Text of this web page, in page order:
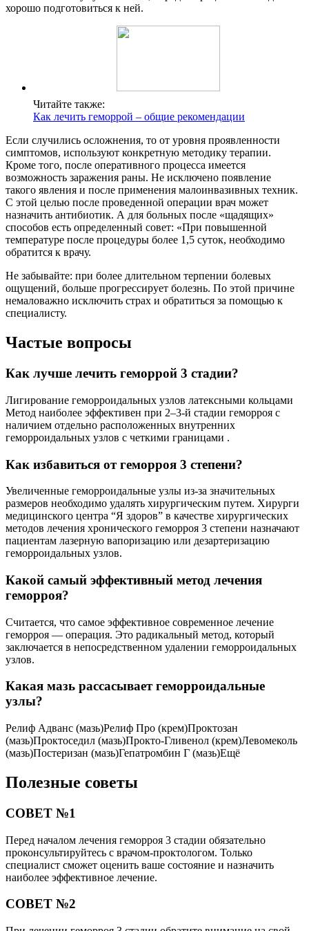
хорошо подготовиться к ней.
Читайте также:
Как лечить геморрой – общие рекомендации
Если случились осложнения, то от уровня проявленности
симптомов, используют конкретную методику терапии.
Кроме того, после оперативного процесса имеется
возможность заражения раны. Не исключено появление
такого явления и после применения малоинвазивных техник.
С этой целью после проведенной операции врач может
назначить антибиотик. А для больных после «щадящих»
способов есть определенный совет: «При повышенной
температуре после процедуры более 1,5 суток, необходимо
обратится к врачу.
Не забывайте: при более длительном терпении болевых
ощущений, больше прогрессирует болезнь. По этой причине
немаловажно исключить страх и обратиться за помощью к
специалисту.
Частые вопросы
Как лучше лечить геморрой 3 стадии?
Лигирование геморроидальных узлов латексными кольцами
Метод наиболее эффективен при 2–3-й стадии геморроя с
наличием отдельно расположенных внутренних
геморроидальных узлов с четкими границами .
Как избавиться от геморроя 3 степени?
Увеличенные геморроидальные узлы из-за значительных
размеров необходимо удалять хирургическим путем. Хирурги
медицинского центра “Я здоров” в качестве хирургических
методов лечения хронического геморроя 3 степени назначают
пациентам лазерную вапоризацию или дезартеризацию
геморроидальных узлов.
Какой самый эффективный метод лечения
геморроя?
Считается, что самое эффективное современное лечение
геморроя — операция. Это радикальный метод, который
заключается в непосредственном удалении геморроидальных
узлов.
Какая мазь рассасывает геморроидальные
узлы?
Релиф Адванс (мазь)Релиф Про (крем)Проктозан
(мазь)Проктоседил (мазь)Прокто-Гливенол (крем)Левомеколь
(мазь)Постеризан (мазь)Гепатромбин Г (мазь)Ещё
Полезные советы
СОВЕТ №1
Перед началом лечения геморроя 3 стадии обязательно
проконсультируйтесь с врачом-проктологом. Только
специалист сможет оценить ваше состояние и назначить
наиболее эффективное лечение.
СОВЕТ №2